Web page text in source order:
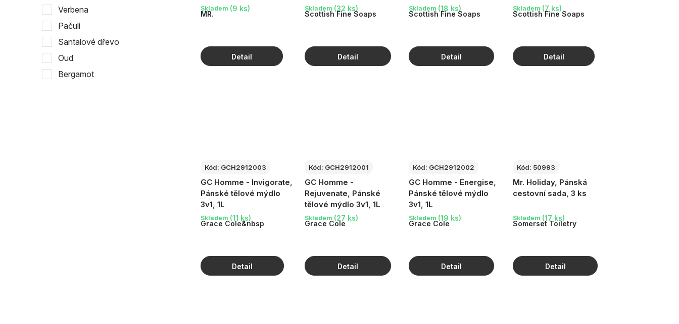
Verbena
Pačuli
Santalové dřevo
Oud
Bergamot
kyselinou salicylovou,
200 ml
MR.
Skladem (9 ks)
Scottish Fine Soaps
Skladem (32 ks)
Scottish Fine Soaps
Skladem (18 ks)
Scottish Fine Soaps
Skladem (7 ks)
GC Homme - Invigorate,
Pánské tělové mýdlo
3v1, 1L
Grace Cole&nbsp
Skladem (11 ks)
Kód: GCH2912003
GC Homme -
Rejuvenate, Pánské
tělové mýdlo 3v1, 1L
Grace Cole
Skladem (27 ks)
Kód: GCH2912001
GC Homme - Energise,
Pánské tělové mýdlo
3v1, 1L
Grace Cole
Skladem (19 ks)
Kód: GCH2912002
Mr. Holiday, Pánská
cestovní sada, 3 ks
Somerset Toiletry
Skladem (17 ks)
Kód: 50993